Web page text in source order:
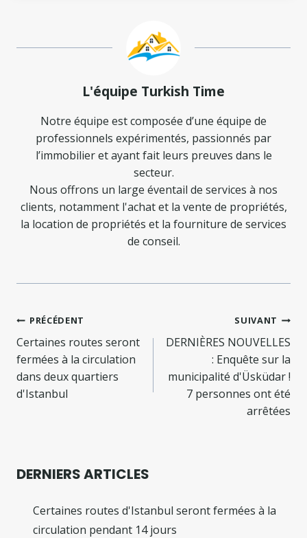
L'équipe Turkish Time
Notre équipe est composée d’une équipe de
professionnels expérimentés, passionnés par
l’immobilier et ayant fait leurs preuves dans le
secteur.
Nous offrons un large éventail de services à nos
clients, notamment l'achat et la vente de propriétés,
la location de propriétés et la fourniture de services
de conseil.
Navigation
de
l’article
PRÉCÉDENT
Certaines routes seront
fermées à la circulation
dans deux quartiers
d'Istanbul
SUIVANT
DERNIÈRES NOUVELLES
: Enquête sur la
municipalité d'Üsküdar !
7 personnes ont été
arrêtées
DERNIERS ARTICLES
Certaines routes d'Istanbul seront fermées à la
circulation pendant 14 jours